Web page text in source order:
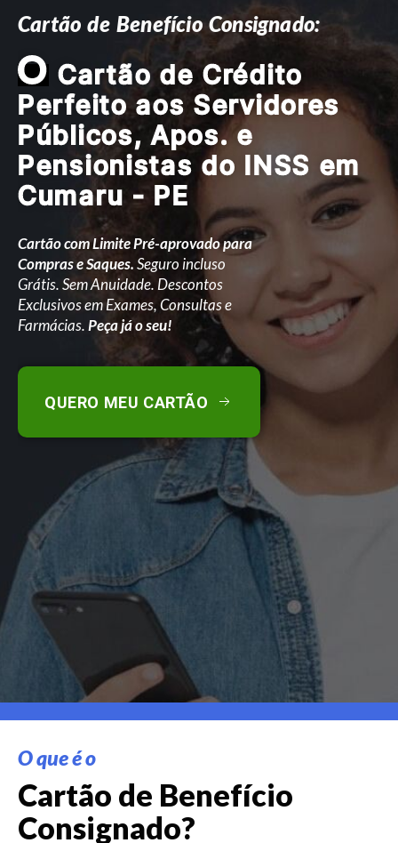
Cartão de Benefício Consignado:
O Cartão de Crédito
Perfeito aos Servidores
Públicos, Apos. e
Pensionistas do INSS em
Cumaru - PE
Cartão com Limite Pré-aprovado para
Compras e Saques.Seguro incluso
Grátis. Sem Anuidade. Descontos
Exclusivos em Exames, Consultas e
Farmácias.Peça já o seu!
QUERO MEU CARTÃO
O que é o
Cartão de Benefício
Consignado?